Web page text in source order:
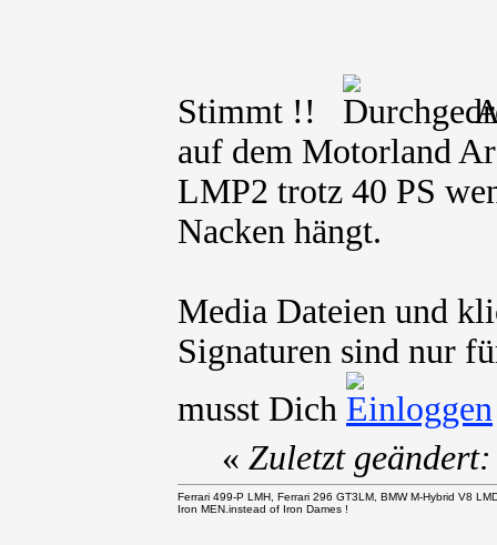
Stimmt !!
auf dem Motorland
LMP2 trotz 40 PS
Nacken hängt.
Media Dateien und
Signaturen sind nur
musst Dich
« Zuletzt
Ferrari 499-P LMH, Ferrari 296 GT3LM, BMW M-Hybrid V8
Iron MEN.instead of Iron Dames !